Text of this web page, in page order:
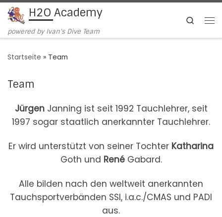
Zum Inhalt springen
H2O Academy
powered by Ivan's Dive Team
Search
Startseite » Team
Team
JürgenJanning ist seit 1992 Tauchlehrer, seit
1997 sogar staatlich anerkannter Tauchlehrer.
Er wird unterstützt von seiner Tochter Katharina
Goth und RenéGabard.
Alle bilden nach den weltweit anerkannten
Tauchsportverbänden SSI, i.a.c./CMAS und PADI
aus.